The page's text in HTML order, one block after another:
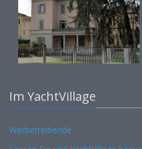
Im YachtVillage
Werbetreibende